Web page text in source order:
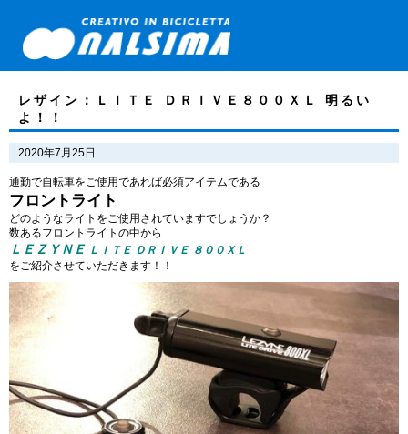
レザイン：ＬＩＴＥ ＤＲＩＶＥ８００ＸＬ 明るい
よ！！
2020年7月25日
通勤で自転車をご使用であれば必須アイテムである
フロントライト
どのようなライトをご使用されていますでしょうか？
数あるフロントライトの中から
ＬＥＺＹＮＥ ＬＩＴＥ ＤＲＩＶＥ ８００ＸＬ
をご紹介させていただきます！！